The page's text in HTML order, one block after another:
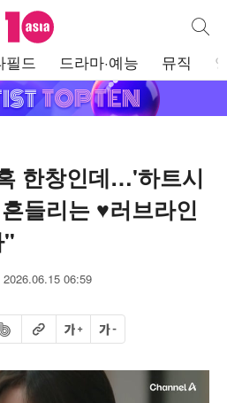
텐아시아 통합
필드 드라마·예능 뮤직
한창인데…'하트시
들리는 ♥러브라인
"
2026.06.15 06:59
유하기
드 공유하기
URL복사글자 크게글자 작게